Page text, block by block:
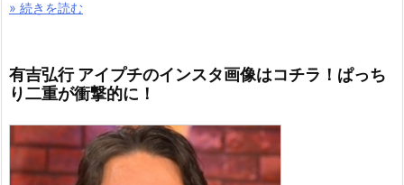
» 続きを読む
有吉弘行 アイプチのインスタ画像はコチラ！ぱっち
り二重が衝撃的に！